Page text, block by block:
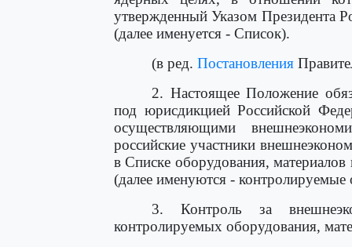
утвержденный Указом Президента
(далее именуется - Список).
(в ред. Постановления
2. Настоящее Положение
под юрисдикцией Российской
осуществляющими
российские участники
в Списке оборудования,
(далее именуются -
3. Контроль за
контролируемых оборудования,